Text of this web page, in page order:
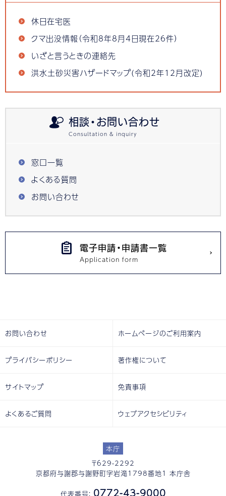
休日在宅医
クマ出没情報（令和8年8月4日現在26件）
いざと言うときの連絡先
洪水土砂災害ハザードマップ(令和2年12月改定)
相談・お問い合わせ
窓口一覧
よくある質問
お問い合わせ
電子申請・申請書一覧
本庁
〒629-2292
京都府与謝郡与謝野町字岩滝1798番地1 本庁舎
0772-43-9000
お問い合わせ ホームページのご利用案内
プライバシーポリシー 著作権について
サイトマップ 免責事項
よくあるご質問 ウェブアクセシビリティ